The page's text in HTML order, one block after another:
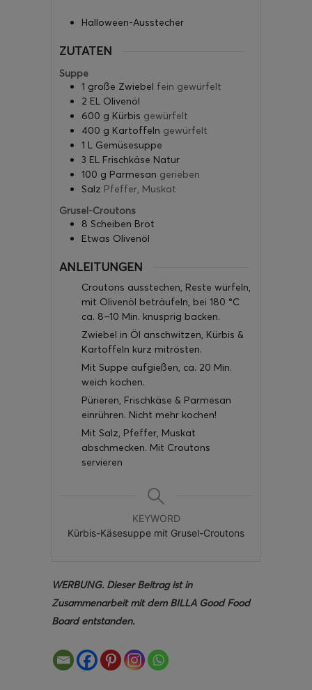
Halloween-Ausstecher
ZUTATEN
Suppe
1 große Zwiebel fein gewürfelt
2 EL Olivenöl
600 g Kürbis gewürfelt
400 g Kartoffeln gewürfelt
1 L Gemüsesuppe
3 EL Frischkäse Natur
100 g Parmesan gerieben
Salz Pfeffer, Muskat
Grusel-Croutons
8 Scheiben Brot
Etwas Olivenöl
ANLEITUNGEN
Croutons ausstechen, Reste würfeln,
mit Olivenöl beträufeln, bei 180 °C
ca. 8–10 Min. knusprig backen.
Zwiebel in Öl anschwitzen, Kürbis &
Kartoffeln kurz mitrösten.
Mit Suppe aufgießen, ca. 20 Min.
weich kochen.
Pürieren, Frischkäse & Parmesan
einrühren. Nicht mehr kochen!
Mit Salz, Pfeffer, Muskat
abschmecken. Mit Croutons
servieren
KEYWORD
Kürbis-Käsesuppe mit Grusel-Croutons
WERBUNG. Dieser Beitrag ist in
Zusammenarbeit mit dem BILLA Good Food
Board entstanden.